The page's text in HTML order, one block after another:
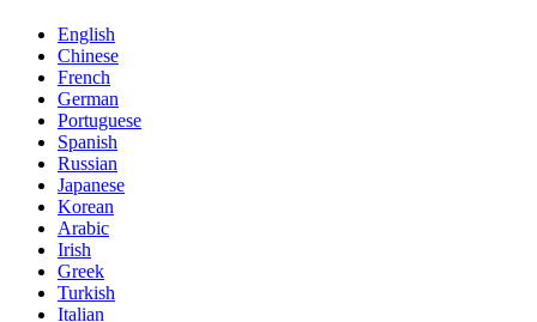
English
Chinese
French
German
Portuguese
Spanish
Russian
Japanese
Korean
Arabic
Irish
Greek
Turkish
Italian